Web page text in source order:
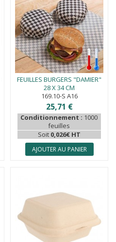
FEUILLES BURGERS "DAMIER"
28 X 34 CM
169.10-S A16
25,71 €
Conditionnement : 1000
feuilles
Soit 0,026€ HT
AJOUTER AU PANIER